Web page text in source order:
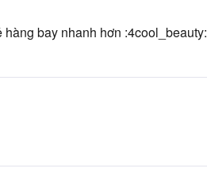
bay nhanh hơn :4cool_beauty: